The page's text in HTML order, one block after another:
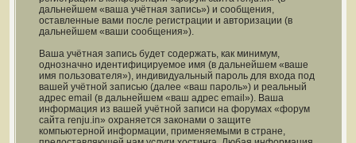
дальнейшем «ваша учётная запись») и сообщения,
оставленные вами после регистрации и авторизации (в
дальнейшем «ваши сообщения»).
Ваша учётная запись будет содержать, как минимум,
однозначно идентифицируемое имя (в дальнейшем «ваше
имя пользователя»), индивидуальный пароль для входа под
вашей учётной записью (далее «ваш пароль») и реальный
адрес email (в дальнейшем «ваш адрес email»). Ваша
информация из вашей учётной записи на форумах «форум
сайта renju.in» охраняется законами о защите
компьютерной информации, применяемыми в стране,